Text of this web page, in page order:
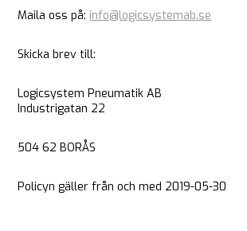
Maila oss på: info@logicsystemab.se
Skicka brev till:
Logicsystem Pneumatik AB
Industrigatan 22
504 62 BORÅS
Policyn gäller från och med 2019-05-30